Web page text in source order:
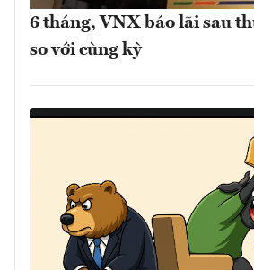
6 tháng, VNX báo lãi sau
so với cùng kỳ